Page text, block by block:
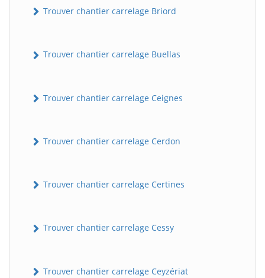
Trouver chantier carrelage Briord
Trouver chantier carrelage Buellas
Trouver chantier carrelage Ceignes
Trouver chantier carrelage Cerdon
Trouver chantier carrelage Certines
Trouver chantier carrelage Cessy
Trouver chantier carrelage Ceyzériat